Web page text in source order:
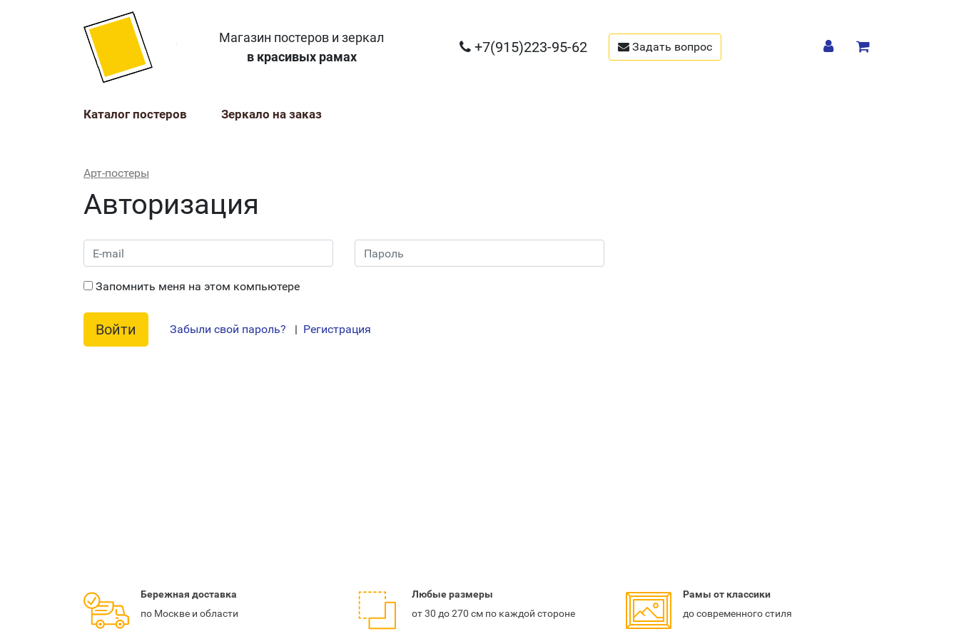
Магазин постеров и зеркал
в красивых рамах
+7(915)223-95-62 Задать вопрос
Каталог постеров Зеркало на заказ
Арт-постеры
Авторизация
Запомнить меня на этом компьютере
Забыли свой пароль? | Регистрация
Бережная доставка
по Москве и области
Любыеразмеры
от 30 до 270 см по каждой стороне
Рамы от классики
до современного стиля